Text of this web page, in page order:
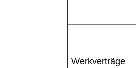
Werkverträge